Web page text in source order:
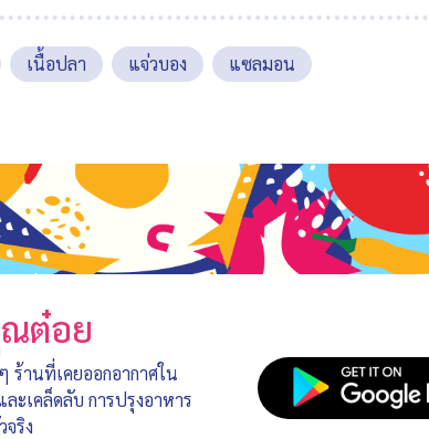
เนื้อปลา แจ่วบอง แซลมอน
ต๋อย
ร้านที่เคยออกอากาศใน
ะเคล็ดลับ การปรุงอาหาร
ริง